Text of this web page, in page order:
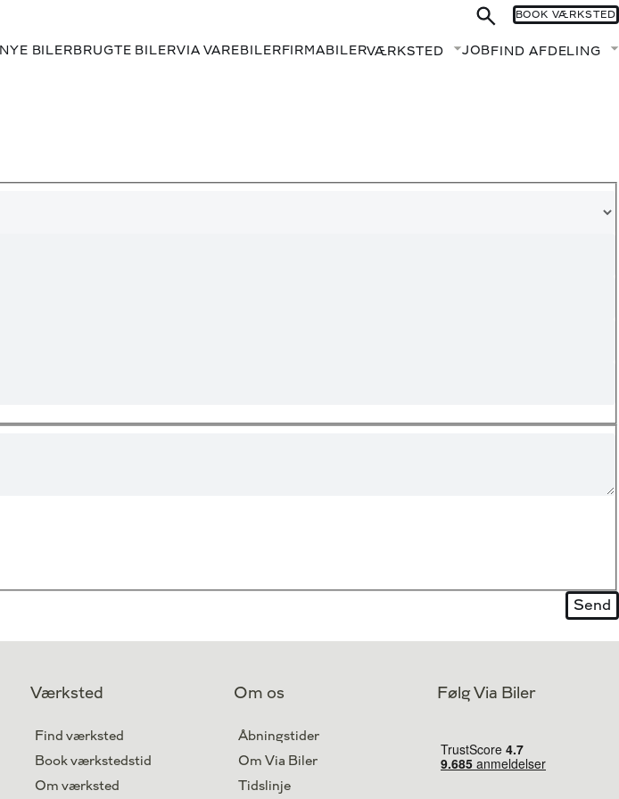
NYE BILER BRUGTE BILERVIA VAREBILER FIRMABILERVÆRKSTED Fold undermenu ud
JOB FIND AFDELING
BOOK VÆRKSTED
Værksted
Find værksted
Book værkstedstid
Om værksted
Om os
Åbningstider
Om Via Biler
Tidslinje
Følg Via Biler